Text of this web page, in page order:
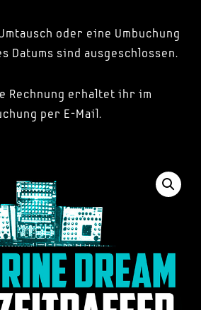
oder eine Umbuchung
Datums sind ausgeschlossen.
Rechnung erhaltet ihr im
per E-Mail.